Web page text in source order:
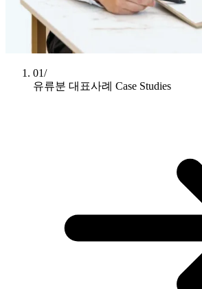
01/
유류분 대표사례 Case Studies